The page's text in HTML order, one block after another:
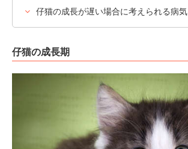
仔猫の成長が遅い場合に考えられる病気
仔猫の成長期